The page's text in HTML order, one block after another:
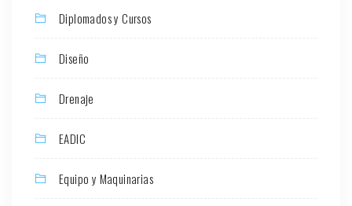
Diplomados y Cursos
Diseño
Drenaje
EADIC
Equipo y Maquinarias